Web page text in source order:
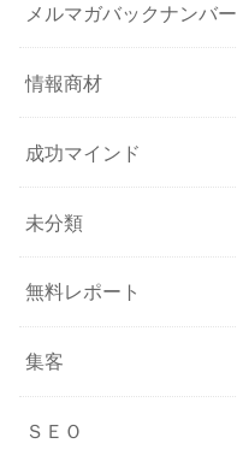
メルマガバックナンバー
情報商材
成功マインド
未分類
無料レポート
集客
ＳＥＯ